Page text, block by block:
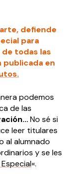
defiende
para
todas las
publicada en
podemos
de las
No sé si
leer titulares
al alumnado
y se les
«.